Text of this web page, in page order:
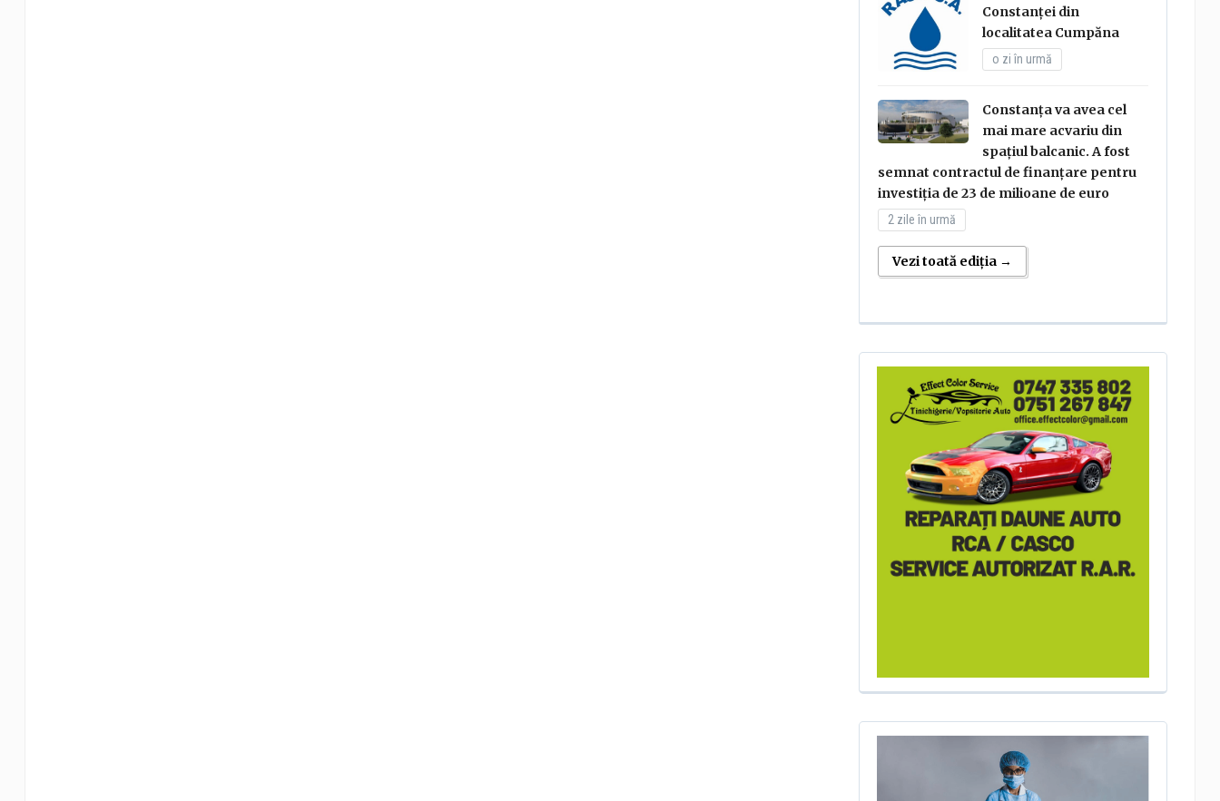
Constanței din
localitatea Cumpăna
o zi în urmă
Constanța va avea cel
mai mare acvariu din
spațiul balcanic. A fost
semnat contractul de finanțare pentru
investiția de 23 de milioane de euro
2 zile în urmă
Vezi toată ediția →